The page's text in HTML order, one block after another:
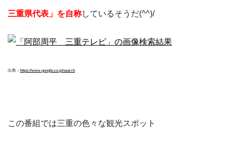
三重県代表」を自称しているそうだ(^^)/
出典： https://www.google.co.jp/search
この番組では三重の色々な観光スポット